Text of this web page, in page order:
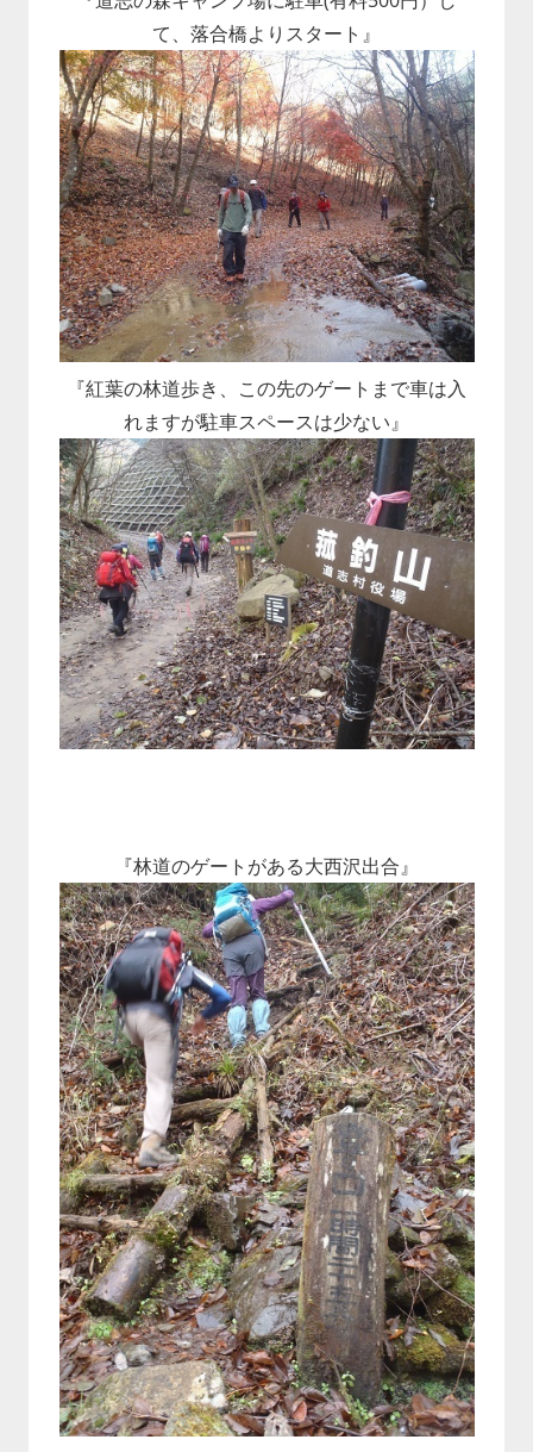
て、落合橋よりスタート』
『紅葉の林道歩き、この先のゲートまで車は入
れますが駐車スペースは少ない』
『林道のゲートがある大西沢出合』